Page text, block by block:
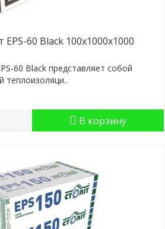
60 Black 100x1000x1000
60 Black представляет собой
теплоизоляци..
В корзину